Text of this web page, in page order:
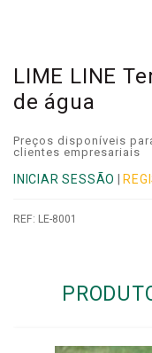
LIME LINE
de água
Preços disponíveis
clientes empresariais
INICIAR SESSÃO
REF: LE-8001